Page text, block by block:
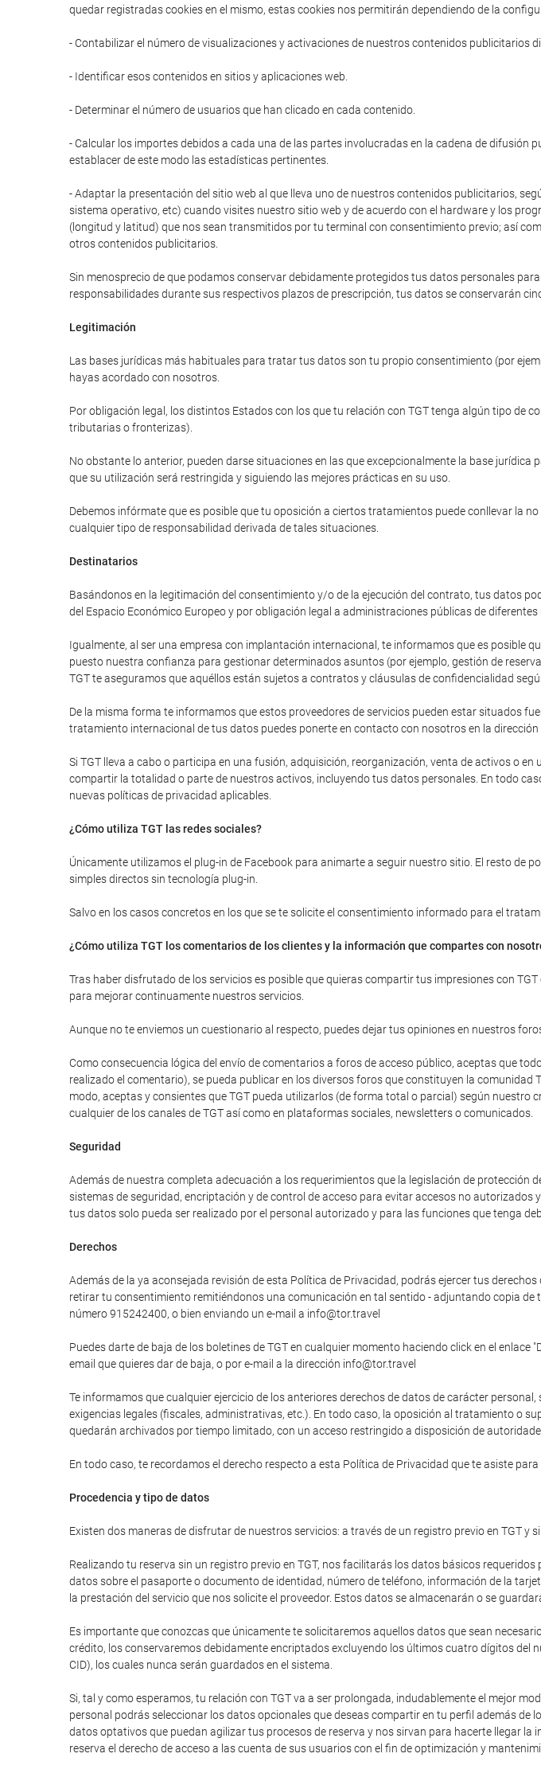
quedar registradas cookies en el mismo, estas cookies nos permitirán dependiendo de la
- Contabilizar el número de visualizaciones y activaciones de nuestros contenidos publicitarios
- Identificar esos contenidos en sitios y aplicaciones web.
- Determinar el número de usuarios que han clicado en cada contenido.
- Calcular los importes debidos a cada una de las partes involucradas en la cadena de
establacer de este modo las estadísticas pertinentes.
- Adaptar la presentación del sitio web al que lleva uno de nuestros contenidos publicitarios,
sistema operativo, etc) cuando visites nuestro sitio web y de acuerdo con el hardware y los
(longitud y latitud) que nos sean transmitidos por tu terminal con consentimiento previo; así
otros contenidos publicitarios.
Sin menosprecio de que podamos conservar debidamente protegidos tus datos personales
responsabilidades durante sus respectivos plazos de prescripción, tus datos se conservarán
Legitimación
Las bases jurídicas más habituales para tratar tus datos son tu propio consentimiento (por
hayas acordado con nosotros.
Por obligación legal, los distintos Estados con los que tu relación con TGT tenga algún tipo de
tributarias o fronterizas).
No obstante lo anterior, pueden darse situaciones en las que excepcionalmente la base
que su utilización será restringida y siguiendo las mejores prácticas en su uso.
Debemos infórmate que es posible que tu oposición a ciertos tratamientos puede conllevar la
cualquier tipo de responsabilidad derivada de tales situaciones.
Destinatarios
Basándonos en la legitimación del consentimiento y/o de la ejecución del contrato, tus datos
del Espacio Económico Europeo y por obligación legal a administraciones públicas de diferentes
Igualmente, al ser una empresa con implantación internacional, te informamos que es posible
puesto nuestra confianza para gestionar determinados asuntos (por ejemplo, gestión de
TGT te aseguramos que aquéllos están sujetos a contratos y cláusulas de confidencialidad
De la misma forma te informamos que estos proveedores de servicios pueden estar situados
tratamiento internacional de tus datos puedes ponerte en contacto con nosotros en la dirección
Si TGT lleva a cabo o participa en una fusión, adquisición, reorganización, venta de activos o
compartir la totalidad o parte de nuestros activos, incluyendo tus datos personales. En todo
nuevas políticas de privacidad aplicables.
¿Cómo utiliza TGT las redes sociales?
Únicamente utilizamos el plug-in de Facebook para animarte a seguir nuestro sitio. El resto de
simples directos sin tecnología plug-in.
Salvo en los casos concretos en los que se te solicite el consentimiento informado para el
¿Cómo utiliza TGT los comentarios de los clientes y la información que compartes con
Tras haber disfrutado de los servicios es posible que quieras compartir tus impresiones con
para mejorar continuamente nuestros servicios.
Aunque no te enviemos un cuestionario al respecto, puedes dejar tus opiniones en nuestros
Como consecuencia lógica del envío de comentarios a foros de acceso público, aceptas que
realizado el comentario), se pueda publicar en los diversos foros que constituyen la
modo, aceptas y consientes que TGT pueda utilizarlos (de forma total o parcial) según
cualquier de los canales de TGT así como en plataformas sociales, newsletters o comunicados.
Seguridad
Además de nuestra completa adecuación a los requerimientos que la legislación de
sistemas de seguridad, encriptación y de control de acceso para evitar accesos no
tus datos solo pueda ser realizado por el personal autorizado y para las funciones que tenga
Derechos
Además de la ya aconsejada revisión de esta Política de Privacidad, podrás ejercer tus
retirar tu consentimiento remitiéndonos una comunicación en tal sentido - adjuntando copia de
número 915242400, o bien enviando un e-mail a info@tor.travel
Puedes darte de baja de los boletines de TGT en cualquier momento haciendo click en el
email que quieres dar de baja, o por e-mail a la dirección info@tor.travel
Te informamos que cualquier ejercicio de los anteriores derechos de datos de carácter
exigencias legales (fiscales, administrativas, etc.). En todo caso, la oposición al tratamiento o
quedarán archivados por tiempo limitado, con un acceso restringido a disposición de
En todo caso, te recordamos el derecho respecto a esta Política de Privacidad que te asiste
Procedencia y tipo de datos
Existen dos maneras de disfrutar de nuestros servicios: a través de un registro previo en TGT y
Realizando tu reserva sin un registro previo en TGT, nos facilitarás los datos básicos
datos sobre el pasaporte o documento de identidad, número de teléfono, información de la
la prestación del servicio que nos solicite el proveedor. Estos datos se almacenarán o se
Es importante que conozcas que únicamente te solicitaremos aquellos datos que sean
crédito, los conservaremos debidamente encriptados excluyendo los últimos cuatro dígitos del
CID), los cuales nunca serán guardados en el sistema.
Si, tal y como esperamos, tu relación con TGT va a ser prolongada, indudablemente el mejor
personal podrás seleccionar los datos opcionales que deseas compartir en tu perfil además
datos optativos que puedan agilizar tus procesos de reserva y nos sirvan para hacerte llegar la
reserva el derecho de acceso a las cuenta de sus usuarios con el fin de optimización y